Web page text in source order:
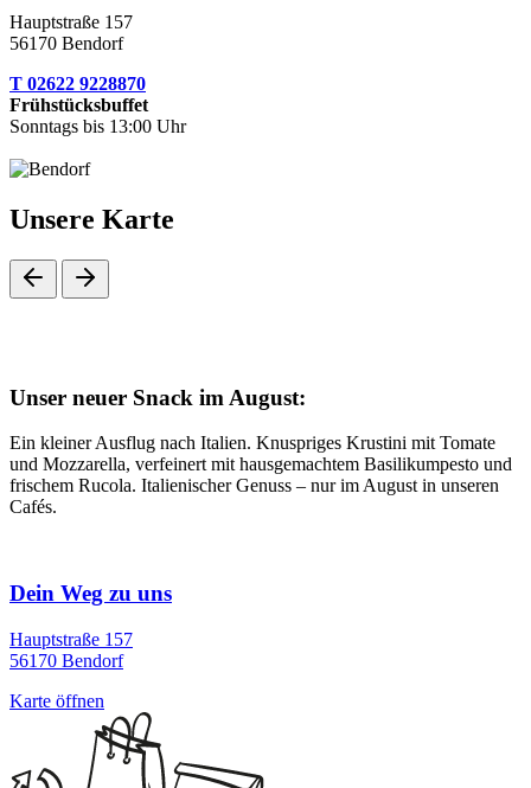
Hauptstraße 157
56170 Bendorf
T 02622 9228870
Frühstücksbuffet
Sonntags bis 13:00 Uhr
Unsere Karte
Unser neuer Snack im August:
Ein kleiner Ausflug nach Italien. Knuspriges Krustini mit Tomate
und Mozzarella, verfeinert mit hausgemachtem Basilikumpesto und
frischem Rucola. Italienischer Genuss – nur im August in unseren
Cafés.
Dein Weg zu uns
Hauptstraße 157
56170 Bendorf
Karte öffnen